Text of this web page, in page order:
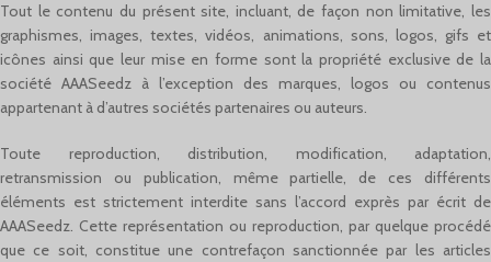
Tout le contenu du présent site, incluant, de façon non limitative, les
graphismes, images, textes, vidéos, animations, sons, logos, gifs et
icônes ainsi que leur mise en forme sont la propriété exclusive de la
société AAASeedz à l’exception des marques, logos ou contenus
appartenant à d’autres sociétés partenaires ou auteurs.
Toute reproduction, distribution, modification, adaptation,
retransmission ou publication, même partielle, de ces différents
éléments est strictement interdite sans l’accord exprès par écrit de
AAASeedz. Cette représentation ou reproduction, par quelque procédé
que ce soit, constitue une contrefaçon sanctionnée par les articles